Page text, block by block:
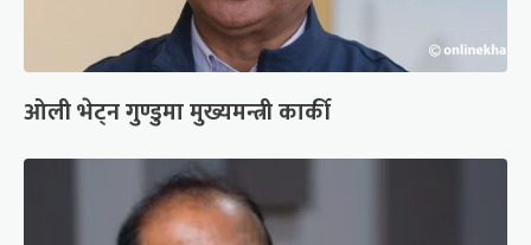
ओली भेट्न गुण्डुमा मुख्यमन्त्री कार्की